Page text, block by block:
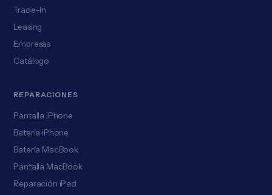
Trade-In
Leasing
Empresas
Catálogo
REPARACIONES
Pantalla iPhone
Batería iPhone
Batería MacBook
Pantalla MacBook
Reparación iPad